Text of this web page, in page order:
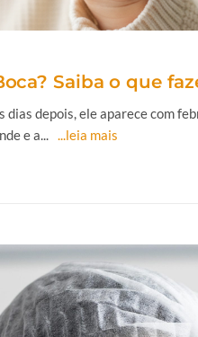
Saiba o que
depois, ele aparece com
e a... ...leia mais